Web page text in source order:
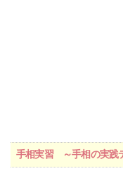
手相実習 ～手相の実践